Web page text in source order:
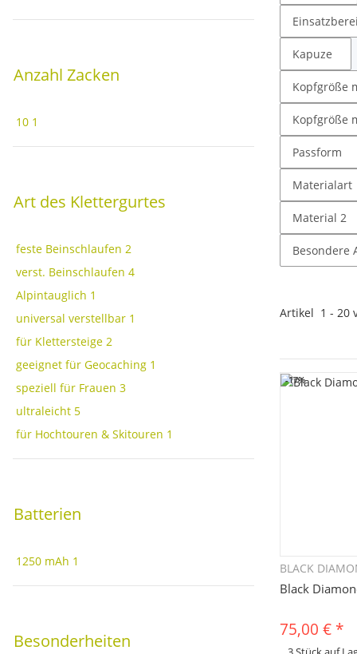
Kapuze
Kopfgröße
Kopfgröße
Passform
Materialart
Material 2
Besondere
Artikel 1 - 20
-17%
BLACK
Black
75,00 € *
Anzahl Zacken
10 1
Art des Klettergurtes
feste Beinschlaufen 2
verst. Beinschlaufen 4
Alpintauglich 1
universal verstellbar 1
für Klettersteige 2
geeignet für Geocaching 1
speziell für Frauen 3
ultraleicht 5
für Hochtouren & Skitouren 1
Batterien
1250 mAh 1
Besonderheiten